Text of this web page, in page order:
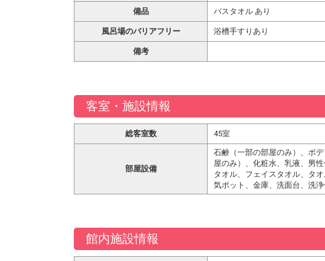
備品 バスタオル あり
風呂場のバリアフリー 浴槽手すりあり
備考
客室・施設情報
総客室数 45室
部屋設備
石鹸（一部の部屋のみ）、ボ
屋のみ）、化粧水、乳液、男
タオル、フェイスタオル、タ
気ポット、金庫、洗面台、洗
館内施設情報